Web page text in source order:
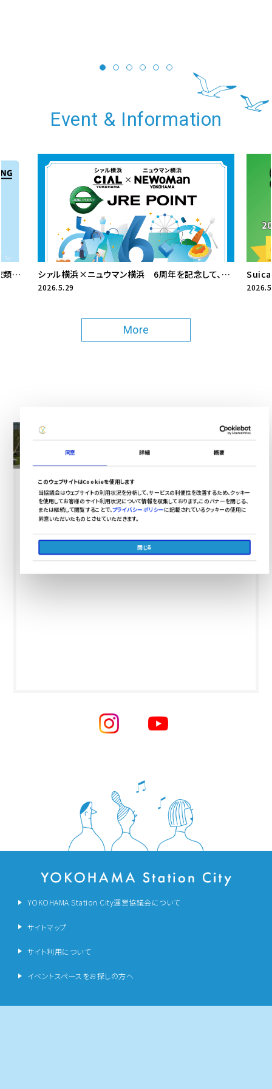
同意 詳細 概要
このウェブサイトはCookieを使用します
当協議会はウェブサイトの利用状況を分析して、サービスの利便性を改善するため、クッキー
を使用してお客様のサイト利用状況について情報を収集しております。このバナーを閉じる、
または継続して閲覧することで、プライバシーポリシーに記載されているクッキーの使用に
同意いただいたものとさせていただきます。
閉じる
Event & Information
YOKOHAMAサスティナブルStation 不用衣類の回収キャンペーン第13弾を実施！ シァル横浜×ニュウマン横浜 6周年を記念して、初の2施設合同キャンペーン！
2026.5.29
More
YOKOHAMA Station City運営協議会について
サイトマップ
サイト利用について
イベントスペースをお探しの方へ